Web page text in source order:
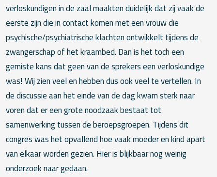
verloskundigen in de zaal maakten duidelijk dat zij vaak de
eerste zijn die in contact komen met een vrouw die
psychische/psychiatrische klachten ontwikkelt tijdens de
zwangerschap of het kraambed. Dan is het toch een
gemiste kans dat geen van de sprekers een verloskundige
was! Wij zien veel en hebben dus ook veel te vertellen. In
de discussie aan het einde van de dag kwam sterk naar
voren dat er een grote noodzaak bestaat tot
samenwerking tussen de beroepsgroepen. Tijdens dit
congres was het opvallend hoe vaak moeder en kind apart
van elkaar worden gezien. Hier is blijkbaar nog weinig
onderzoek naar gedaan.